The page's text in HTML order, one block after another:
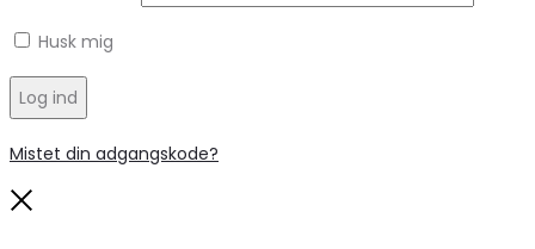
Husk mig
Log ind
Mistet din adgangskode?